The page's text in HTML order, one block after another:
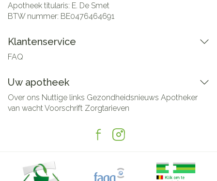
Apotheek titularis: E. De Smet
BTW nummer: BE0476464691
Klantenservice
FAQ
Uw apotheek
Over ons Nuttige links Gezondheidsnieuws Apotheker
van wachtVoorschrift Zorgtarieven